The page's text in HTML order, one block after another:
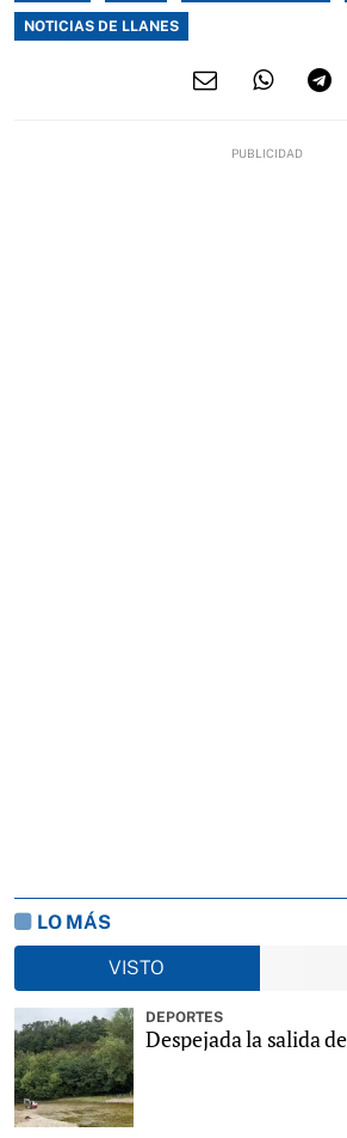
NOTICIAS DE LLANES
LO MÁS
VISTO
DEPORTES
Despejada la salida